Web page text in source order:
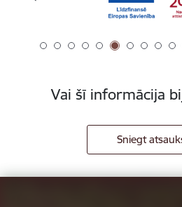
Vai šī informācija
Sniegt